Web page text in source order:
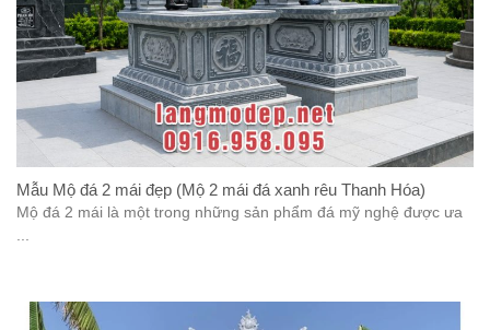
Mẫu Mộ đá 2 mái đẹp (Mộ 2 mái đá xanh rêu Thanh Hóa)
Mộ đá 2 mái là một trong những sản phẩm đá mỹ nghệ được ưa
...